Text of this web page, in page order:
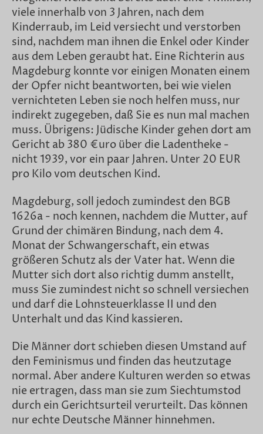
viele innerhalb von 3 Jahren, nach dem
Kinderraub, im Leid versiecht und verstorben
sind, nachdem man ihnen die Enkel oder Kinder
aus dem Leben geraubt hat. Eine Richterin aus
Magdeburg konnte vor einigen Monaten einem
der Opfer nicht beantworten, bei wie vielen
vernichteten Leben sie noch helfen muss, nur
indirekt zugegeben, daß Sie es nun mal machen
muss. Übrigens: Jüdische Kinder gehen dort am
Gericht ab 380 €uro über die Ladentheke -
nicht 1939, vor ein paar Jahren. Unter 20 EUR
pro Kilo vom deutschen Kind.
Magdeburg, soll jedoch zumindest den BGB
1626a - noch kennen, nachdem die Mutter, auf
Grund der chimären Bindung, nach dem 4.
Monat der Schwangerschaft, ein etwas
größeren Schutz als der Vater hat. Wenn die
Mutter sich dort also richtig dumm anstellt,
muss Sie zumindest nicht so schnell versiechen
und darf die Lohnsteuerklasse II und den
Unterhalt und das Kind kassieren.
Die Männer dort schieben diesen Umstand auf
den Feminismus und finden das heutzutage
normal. Aber andere Kulturen werden so etwas
nie ertragen, dass man sie zum Siechtumstod
durch ein Gerichtsurteil verurteilt. Das können
nur echte Deutsche Männer hinnehmen.